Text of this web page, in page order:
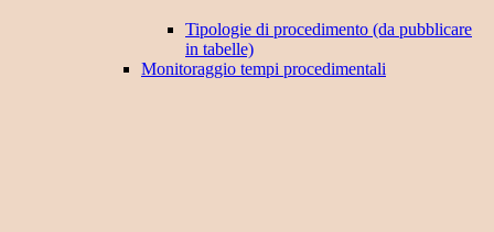
Tipologie di procedimento (da pubblicare
in tabelle)
Monitoraggio tempi procedimentali